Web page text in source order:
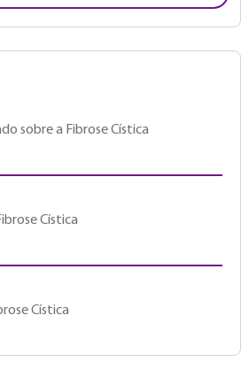
sobre a Fibrose Cística
Cística
Cística